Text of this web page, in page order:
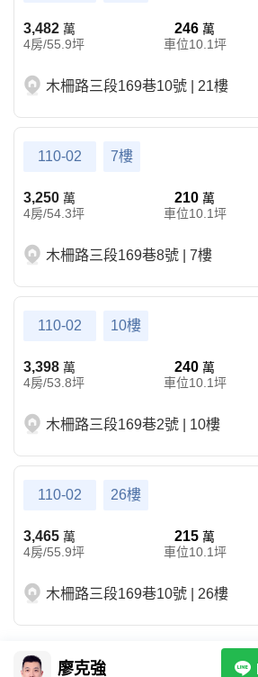
3,482 萬
4房/55.9坪
246萬
車位10.1坪
木柵路三段169巷10號 | 21樓
110-02 7樓
3,250 萬
4房/54.3坪
210萬
車位10.1坪
木柵路三段169巷8號 | 7樓
110-02 10樓
3,398 萬
4房/53.8坪
240萬
車位10.1坪
木柵路三段169巷2號 | 10樓
110-02 26樓
3,465 萬
4房/55.9坪
215萬
車位10.1坪
木柵路三段169巷10號 | 26樓
廖克強